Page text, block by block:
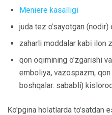
Meniere kasalligi
juda tez o'sayotgan
zaharli moddalar kabi ilon
qon oqimining o'zgarishi
emboliya, vazospazm,
boshqalar. sababli)
Ko'pgina holatlarda to'satdan